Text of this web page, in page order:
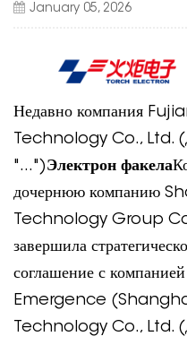
January 05, 2026
Недавно компания
Technology Co., Ltd.
"...")Электрон факела
дочернюю компанию
Technology Group
завершила
соглашение с
Emergence
Technology Co., Ltd.